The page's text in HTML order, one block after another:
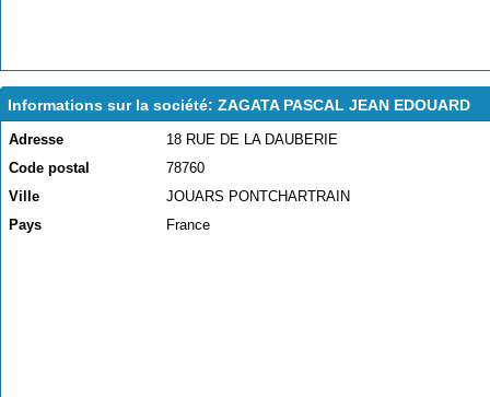
Informations sur la société: ZAGATA PASCAL JEAN EDOUARD
Adresse
18 RUE DE LA DAUBERIE
Code postal
78760
Ville
JOUARS PONTCHARTRAIN
Pays
France